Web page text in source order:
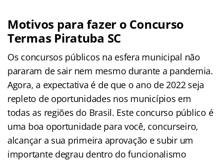
Motivos para fazer o Concurso
Termas Piratuba SC
Os concursos públicos na esfera municipal não
pararam de sair nem mesmo durante a pandemia.
Agora, a expectativa é de que o ano de 2022 seja
repleto de oportunidades nos municípios em
todas as regiões do Brasil. Este concurso público é
uma boa oportunidade para você, concurseiro,
alcançar a sua primeira aprovação e subir um
importante degrau dentro do funcionalismo